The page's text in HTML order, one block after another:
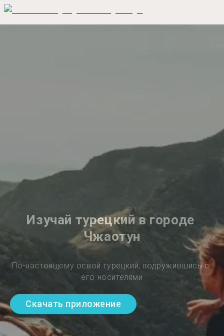
Изучай турецкий в городе
Чжаотун
По-настоящему освой турецкий, подружившись с
его носителями
Скачать приложение